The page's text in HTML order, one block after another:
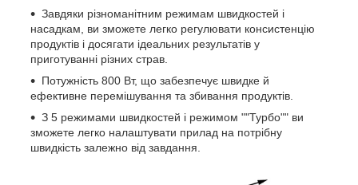
Завдяки різноманітним режимам швидкостей і
насадкам, ви зможете легко регулювати консистенцію
продуктів і досягати ідеальних результатів у
приготуванні різних страв.
Потужність 800 Вт, що забезпечує швидке й
ефективне перемішування та збивання продуктів.
З 5 режимами швидкостей і режимом ""Турбо"" ви
зможете легко налаштувати прилад на потрібну
швидкість залежно від завдання.